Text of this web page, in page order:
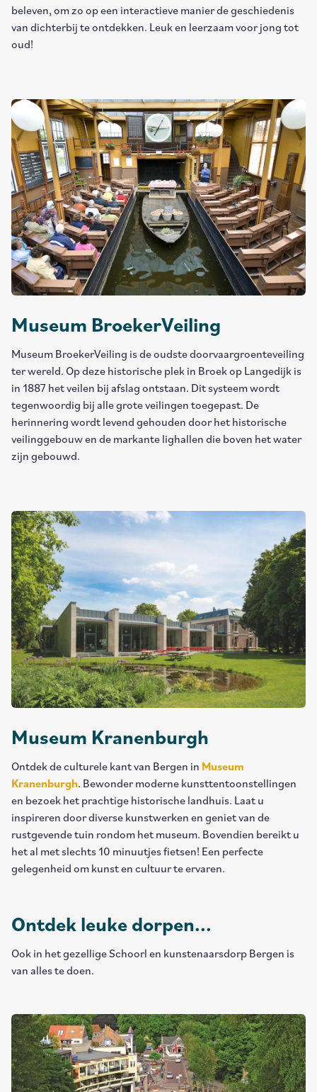
beleven, om zo op een interactieve manier de geschiedenis
van dichterbij te ontdekken. Leuk en leerzaam voor jong tot
oud!
Museum BroekerVeiling
Museum BroekerVeiling is de oudste doorvaargroenteveiling
ter wereld. Op deze historische plek in Broek op Langedijk is
in 1887 het veilen bij afslag ontstaan. Dit systeem wordt
tegenwoordig bij alle grote veilingen toegepast. De
herinnering wordt levend gehouden door het historische
veilinggebouw en de markante lighallen die boven het water
zijn gebouwd.
Museum Kranenburgh
Ontdek de culturele kant van Bergen in Museum
Kranenburgh. Bewonder moderne kunsttentoonstellingen
en bezoek het prachtige historische landhuis. Laat u
inspireren door diverse kunstwerken en geniet van de
rustgevende tuin rondom het museum. Bovendien bereikt u
het al met slechts 10 minuutjes fietsen! Een perfecte
gelegenheid om kunst en cultuur te ervaren.
Ontdek leuke dorpen...
Ook in het gezellige Schoorl en kunstenaarsdorp Bergen is
van alles te doen.